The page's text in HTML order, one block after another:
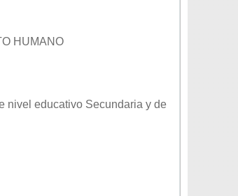
HUMANO
nivel educativo Secundaria y de